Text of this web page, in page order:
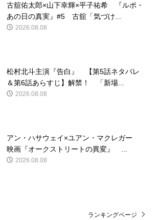
古舘佑太郎×山下幸輝×平子祐希 『ルポ・
あの日の真実』#5 古舘「気づけ...
2026.08.08
松村北斗主演『告白』 【第5話ネタバレ
＆第6話あらすじ】解禁！ 「新場...
2026.08.08
アン・ハサウェイ×ユアン・マクレガー
映画『オークストリートの異変』 ...
2026.08.08
ランキングページ